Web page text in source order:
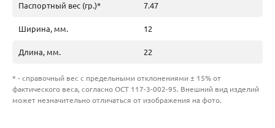
Паспортный вес (гр.)* 7.47
Ширина, мм. 12
Длина, мм. 22
* - справочный вес с предельными отклонениями ± 15% от
фактического веса, согласно ОСТ 117-3-002-95. Внешний вид изделий
может незначительно отличаться от изображения на фото.